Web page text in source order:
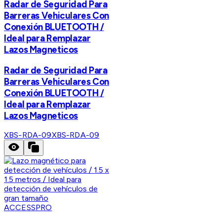
Radar de Seguridad Para
Barreras Vehiculares Con
Conexión BLUETOOTH /
Ideal para Remplazar
Lazos Magneticos
Radar de Seguridad Para
Barreras Vehiculares Con
Conexión BLUETOOTH /
Ideal para Remplazar
Lazos Magneticos
XBS-RDA-09XBS-RDA-09
ACCESSPRO